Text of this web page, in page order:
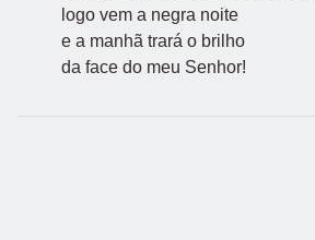
logo vem a negra noite
e a manhã trará o brilho
da face do meu Senhor!